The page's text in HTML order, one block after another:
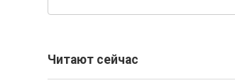
Читают сейчас